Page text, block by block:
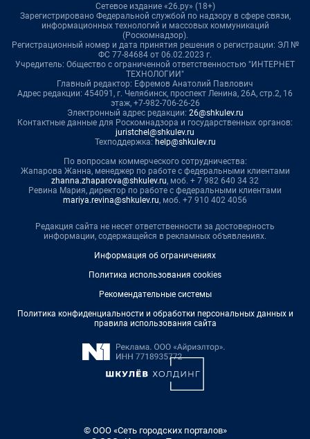
Сетевое издание «26.ру» (18+)
Зарегистрировано Федеральной службой по надзору в сфере связи,
информационных технологий и массовых коммуникаций
(Роскомнадзор).
Регистрационный номер и дата принятия решения о регистрации: ЭЛ №
ФС 77-84684 от 06.02.2023 г.
Учредитель: Общество с ограниченной ответственностью "ИНТЕРНЕТ
ТЕХНОЛОГИИ"
Главный редактор: Ефремов Анатолий Павлович
Адрес редакции: 454091, г. Челябинск, проспект Ленина, 26А, стр.2, 16
этаж, +7-982-706-26-26
Электронный адрес редакции: 26@shkulev.ru
Контактные данные для Роскомнадзора и государственных органов:
juristchel@shkulev.ru
Техподдержка: help@shkulev.ru
По вопросам коммерческого сотрудничества:
Жапарова Жанна, менеджер по работе с федеральными клиентами
zhanna.zhaparova@shkulev.ru, моб. + 7 982 640 34 32
Ревина Мария, директор по работе с федеральными клиентами
mariya.revina@shkulev.ru, моб. +7 910 402 4056
Редакция сайта не несет ответственности за достоверность
информации, содержащейся в рекламных объявлениях.
Информация об ограничениях
Политика использования cookies
Рекомендательные системы
Политика конфиденциальности и обработки персональных данных и
правила использования сайта
© ООО «Сеть городских порталов»